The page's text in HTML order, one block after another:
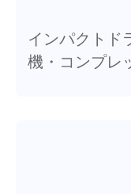
インパクトド
機・コンプレ